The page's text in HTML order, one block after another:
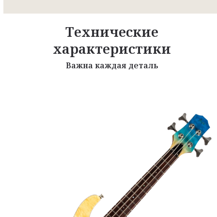
Технические
характеристики
Важна каждая деталь